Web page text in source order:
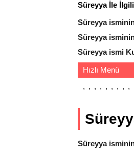
Süreyya İle
Süreyya
Süreyya
Süreyya ismi
Hızlı Menü
Süreyya